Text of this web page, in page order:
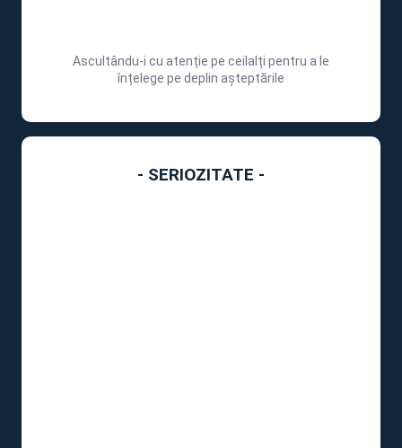
Ascultându-i cu atenție pe ceilalți pentru a le
înțelege pe deplin așteptările
- SERIOZITATE -